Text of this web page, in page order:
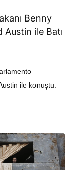
Benny
Austin ile Batı
ile konuştu.